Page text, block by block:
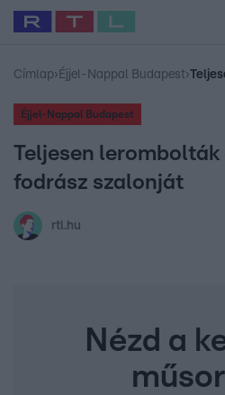
Legfrissebb RTL Híradó
Babits Marcella
Címlap› Éjjel-Nappal Budapest›
Éjjel-Nappal Budapest
Teljesen lerombolták
fodrász szalonját
rtl.hu
Nézd a